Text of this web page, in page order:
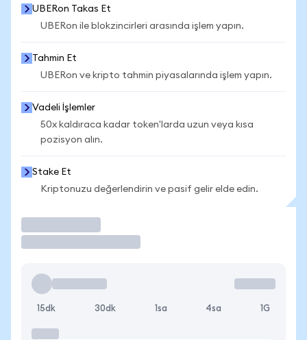
UBERon Takas Et
UBERon ile blokzincirleri arasında işlem yapın.
Tahmin Et
UBERon ve kripto tahmin piyasalarında işlem yapın.
Vadeli İşlemler
50x kaldıraca kadar token'larda uzun veya kısa
pozisyon alın.
Stake Et
Kriptonuzu değerlendirin ve pasif gelir elde edin.
15dk 30dk 1sa 4sa 1G